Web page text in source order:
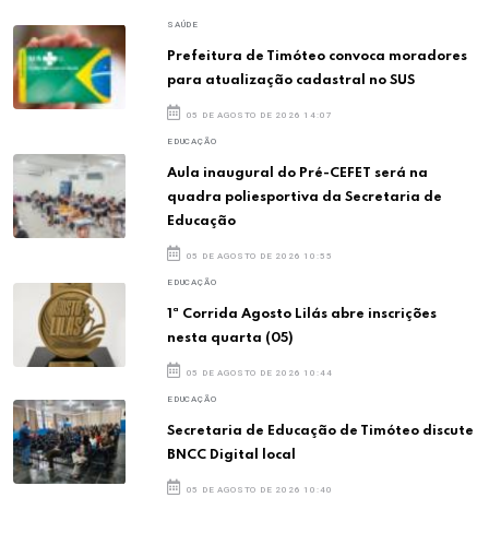
SAÚDE
Prefeitura de Timóteo convoca moradores
para atualização cadastral no SUS
05 DE AGOSTO DE 2026 14:07
EDUCAÇÃO
Aula inaugural do Pré-CEFET será na
quadra poliesportiva da Secretaria de
Educação
05 DE AGOSTO DE 2026 10:55
EDUCAÇÃO
1ª Corrida Agosto Lilás abre inscrições
nesta quarta (05)
05 DE AGOSTO DE 2026 10:44
EDUCAÇÃO
Secretaria de Educação de Timóteo discute
BNCC Digital local
05 DE AGOSTO DE 2026 10:40